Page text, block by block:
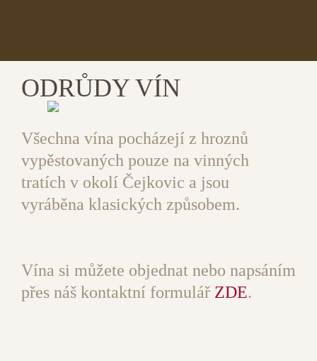
ODRŮDY VÍN
Všechna vína pocházejí z hroznů
vypěstovaných pouze na vinných
tratích v okolí Čejkovic a jsou
vyráběna klasických způsobem.
Vína si můžete objednat nebo napsáním
přes náš kontaktní formulář ZDE.